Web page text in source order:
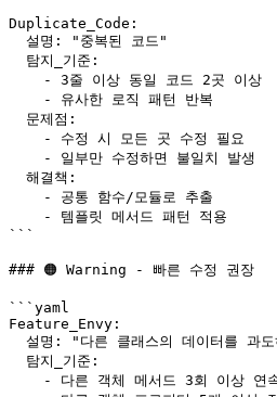
Duplicate_Code:
  설명: "중복된 코드"
  탐지_기준:
    - 3줄 이상 동일 코드 2곳 이상
    - 유사한 로직 패턴 반복
  문제점:
    - 수정 시 모든 곳 수정 필요
    - 일부만 수정하면 불일치 발생
  해결책:
    - 공통 함수/모듈로 추출
    - 템플릿 메서드 패턴 적용
```
### 🟠 Warning - 빠른 수정 권장
```yaml
Feature_Envy:
설명: "다른 클래스의 데이터를 과도
  탐지_기준:
- 다른 객체 메서드 3회 이상 연